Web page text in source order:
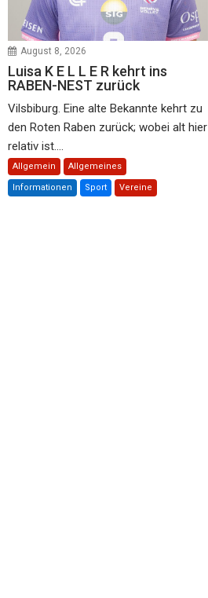
August 8, 2026
Luisa K E L L E R kehrt ins
RABEN-NEST zurück
Vilsbiburg. Eine alte Bekannte kehrt zu
den Roten Raben zurück; wobei alt hier
relativ ist....
Allgemein Allgemeines
Informationen Sport Vereine